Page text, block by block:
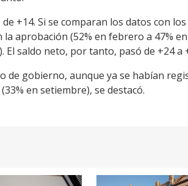
+14. Si se comparan los datos con los
aprobación (52% en febrero a 47%
saldo neto, por tanto, pasó de +24 a
de gobierno, aunque ya se habían
en setiembre), se destacó.